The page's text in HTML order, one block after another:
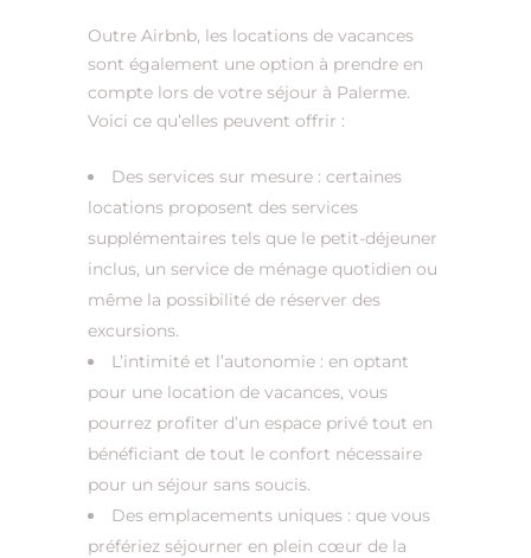
Outre Airbnb, les locations de vacances
sont également une option à prendre en
compte lors de votre séjour à Palerme.
Voici ce qu’elles peuvent offrir :
Des services sur mesure : certaines
locations proposent des services
supplémentaires tels que le petit-déjeuner
inclus, un service de ménage quotidien ou
même la possibilité de réserver des
excursions.
L’intimité et l’autonomie : en optant
pour une location de vacances, vous
pourrez profiter d’un espace privé tout en
bénéficiant de tout le confort nécessaire
pour un séjour sans soucis.
Des emplacements uniques : que vous
préfériez séjourner en plein cœur de la